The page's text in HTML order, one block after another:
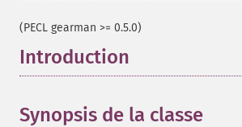
(PECL gearman >= 0.5.0)
Introduction
Synopsis de la classe